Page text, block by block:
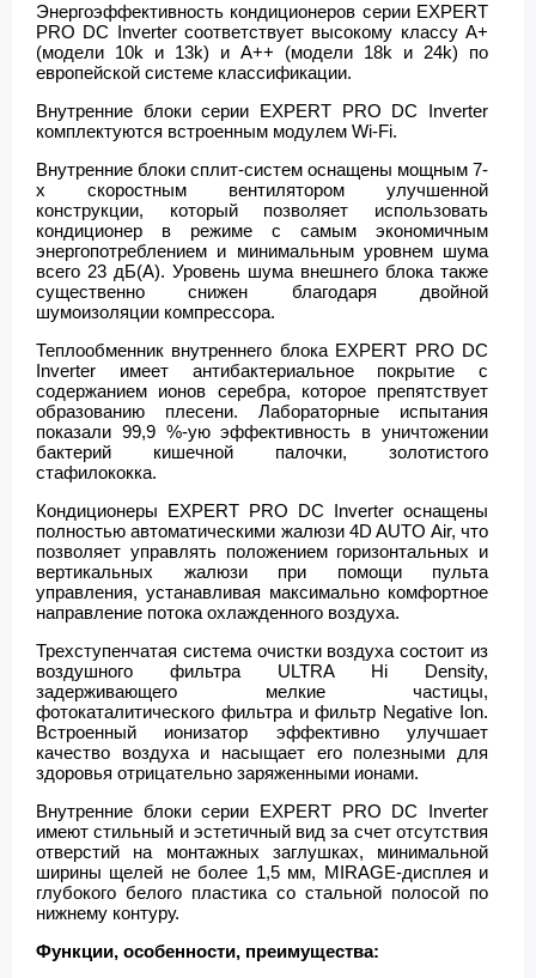
Энергоэффективность кондиционеров серии EXPERT
PRO DC Inverter соответствует высокому классу А+
(модели 10k и 13k) и А++ (модели 18k и 24k) по
европейской системе классификации.
Внутренние блоки серии EXPERT PRO DC Inverter
комплектуются встроенным модулем Wi-Fi.
Внутренние блоки сплит-систем оснащены мощным 7-
х скоростным вентилятором улучшенной
конструкции, который позволяет использовать
кондиционер в режиме с самым экономичным
энергопотреблением и минимальным уровнем шума
всего 23 дБ(А). Уровень шума внешнего блока также
существенно снижен благодаря двойной
шумоизоляции компрессора.
Теплообменник внутреннего блока EXPERT PRO DC
Inverter имеет антибактериальное покрытие с
содержанием ионов серебра, которое препятствует
образованию плесени. Лабораторные испытания
показали 99,9 %-ую эффективность в уничтожении
бактерий кишечной палочки, золотистого
стафилококка.
Кондиционеры EXPERT PRO DC Inverter оснащены
полностью автоматическими жалюзи 4D AUTO Air, что
позволяет управлять положением горизонтальных и
вертикальных жалюзи при помощи пульта
управления, устанавливая максимально комфортное
направление потока охлажденного воздуха.
Трехступенчатая система очистки воздуха состоит из
воздушного фильтра ULTRA Hi Density,
задерживающего мелкие частицы,
фотокаталитического фильтра и фильтр Negative Ion.
Встроенный ионизатор эффективно улучшает
качество воздуха и насыщает его полезными для
здоровья отрицательно заряженными ионами.
Внутренние блоки серии EXPERT PRO DC Inverter
имеют стильный и эстетичный вид за счет отсутствия
отверстий на монтажных заглушках, минимальной
ширины щелей не более 1,5 мм, MIRAGE-дисплея и
глубокого белого пластика со стальной полосой по
нижнему контуру.
Функции, особенности, преимущества: